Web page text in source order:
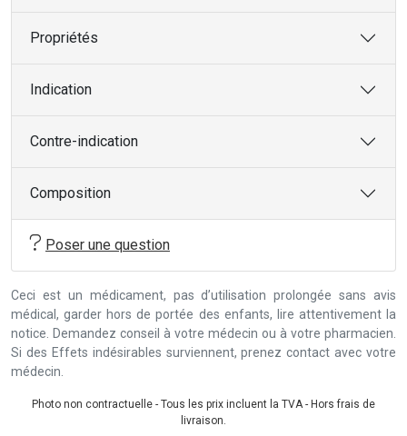
Propriétés
Indication
Contre-indication
Composition
Poser une question
Ceci est un médicament, pas d’utilisation prolongée sans avis
médical, garder hors de portée des enfants, lire attentivement la
notice. Demandez conseil à votre médecin ou à votre pharmacien.
Si des Effets indésirables surviennent, prenez contact avec votre
médecin.
Photo non contractuelle - Tous les prix incluent la TVA - Hors frais de
livraison.